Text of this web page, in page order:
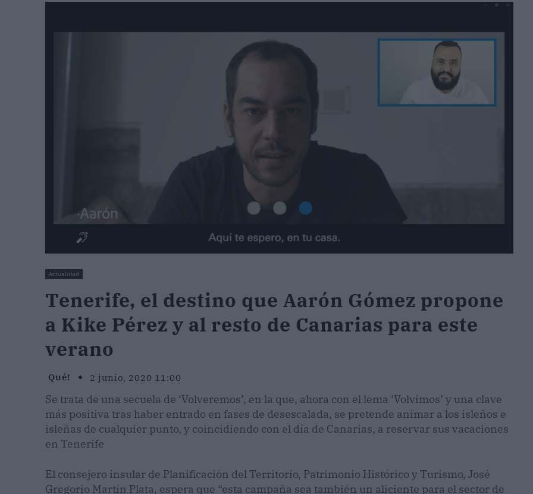
Actualidad
Tenerife, el destino que Aarón Gómez propone
a Kike Pérez y al resto de Canarias para este
verano
Qué! 2 junio, 2020 11:00
Se trata de una secuela de ‘Volveremos’, en la que, ahora con el lema ‘Volvimos’ y una clave
más positiva tras haber entrado en fases de desescalada, se pretende animar a los isleños e
isleñas de cualquier punto, y coincidiendo con el día de Canarias, a reservar sus vacaciones
en Tenerife
El consejero insular de Planificación del Territorio, Patrimonio Histórico y Turismo, José
Gregorio Martín Plata, espera que “esta campaña sea también un aliciente para el sector de